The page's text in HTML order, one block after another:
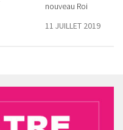
nouveau Roi
11 JUILLET 2019